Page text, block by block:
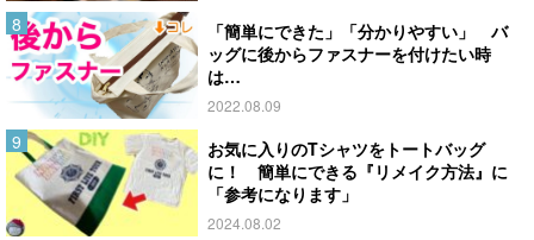
「簡単にできた」「分かりやすい」 バ
ッグに後からファスナーを付けたい時
は…
2022.08.09
お気に入りのTシャツをトートバッグ
に！ 簡単にできる『リメイク方法』に
「参考になります」
2024.08.02